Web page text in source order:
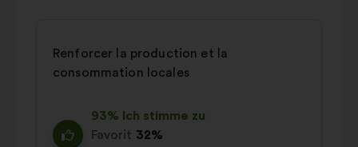
Renforcer la production et la
consommation locales
93% Ich stimme zu
Favorit 32%